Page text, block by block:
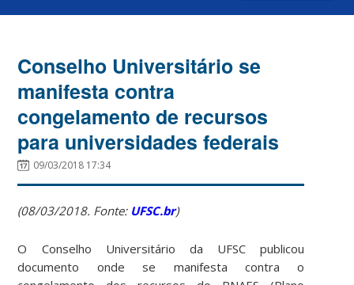
Conselho Universitário se
manifesta contra
congelamento de recursos
para universidades federais
09/03/2018 17:34
(08/03/2018. Fonte: UFSC.br)
O Conselho Universitário da UFSC publicou
documento onde se manifesta contra o